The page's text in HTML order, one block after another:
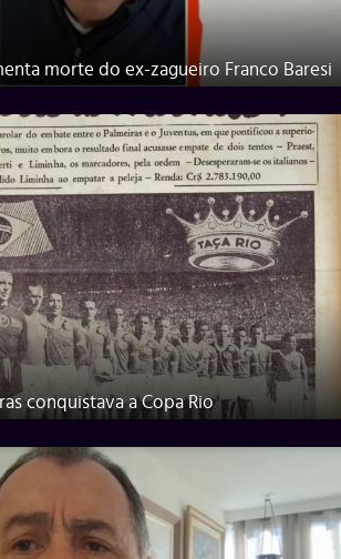
morte do ex-zagueiro Franco Baresi
conquistava a Copa Rio